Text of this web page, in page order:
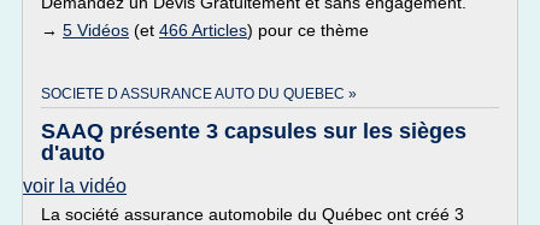
→ 5 Vidéos (et 466 Articles) pour ce thème
SOCIETE D ASSURANCE AUTO DU QUEBEC »
SAAQ présente 3 capsules sur les sièges
d'auto
voir la vidéo
La société assurance automobile du Québec ont créé 3